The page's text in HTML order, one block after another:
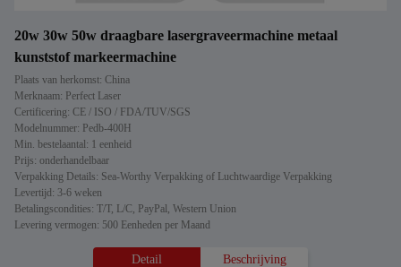
20w 30w 50w draagbare lasergraveermachine metaal
kunststof markeermachine
Plaats van herkomst: China
Merknaam: Perfect Laser
Certificering: CE / ISO / FDA/TUV/SGS
Modelnummer: Pedb-400H
Min. bestelaantal: 1 eenheid
Prijs: onderhandelbaar
Verpakking Details: Sea-Worthy Verpakking of Luchtwaardige Verpakking
Levertijd: 3-6 weken
Betalingscondities: T/T, L/C, PayPal, Western Union
Levering vermogen: 500 Eenheden per Maand
Detail Beschrijving